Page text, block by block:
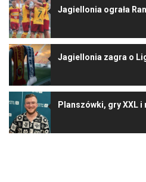
Jagiellonia ograła
Jagiellonia zagra o
Planszówki, gry XXL i